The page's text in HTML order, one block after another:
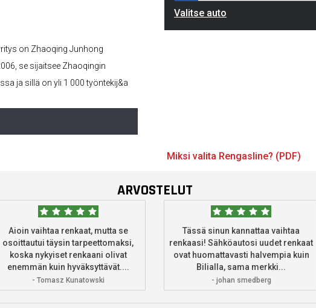
Valitse auto
on Zhaoqing Junhong
se sijaitsee Zhaoqingin
ja sillä on yli 1 000 työntekij&a
Miksi valita Rengasline? (PDF)
ARVOSTELUT
Aioin vaihtaa renkaat, mutta se
osoittautui täysin tarpeettomaksi,
koska nykyiset renkaani olivat
enemmän kuin hyväksyttävät....
- Tomasz Kunatowski
Tässä sinun kannattaa vaihtaa
renkaasi! Sähköautosi uudet renkaat
ovat huomattavasti halvempia kuin
Bilialla, sama merkki...
- johan smedberg